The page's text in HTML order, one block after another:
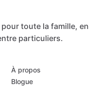
toute la famille, en
particuliers.
À propos
Blogue